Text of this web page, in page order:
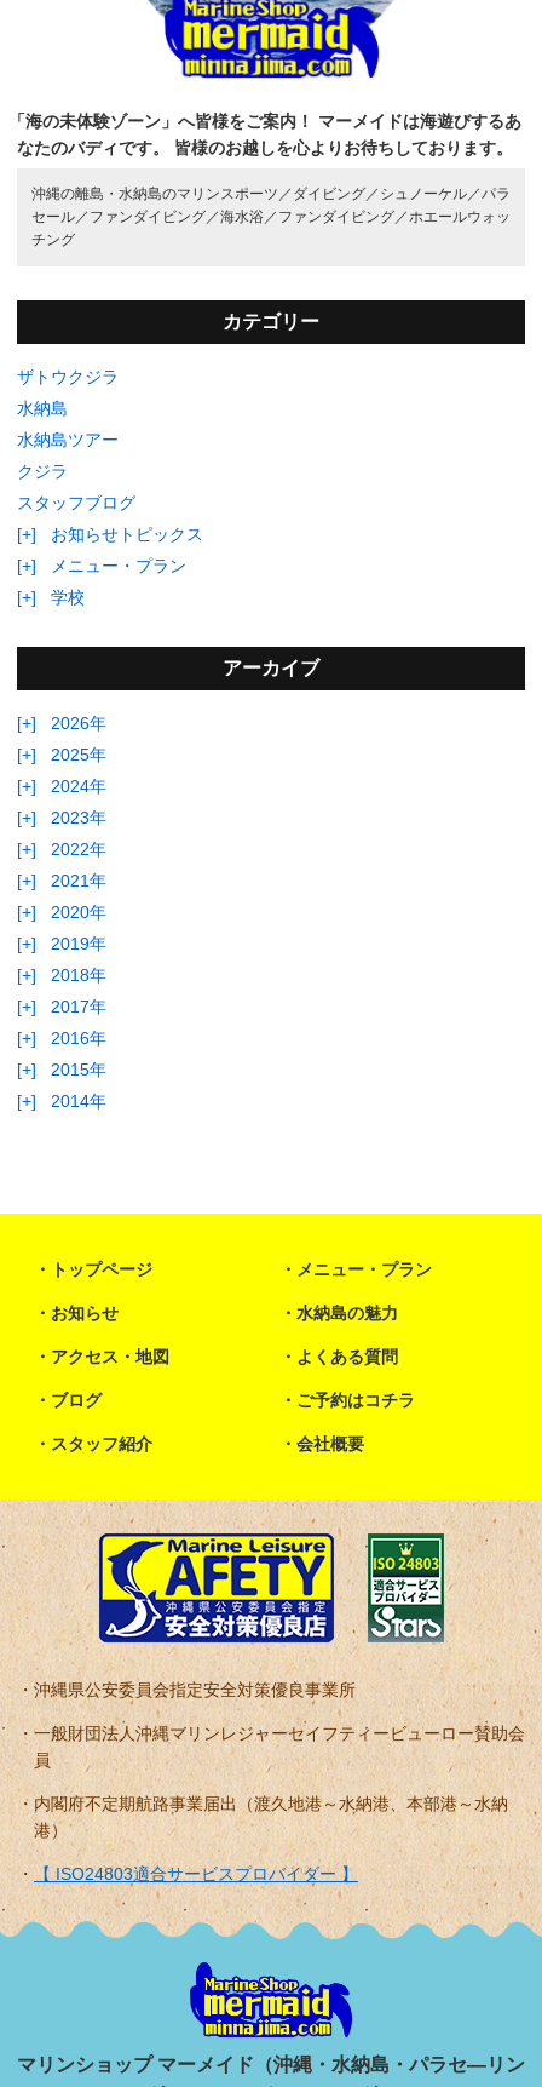
「海の未体験ゾーン」へ皆様をご案内！
マーメイドは海遊びするあ
なたのバディです。
皆様のお越しを心よりお待ちしております。
沖縄の離島・水納島のマリンスポーツ／ ダイビング／ シュノーケル／パラ
セール／ ファンダイビング／海水浴／ ファンダイビング／ホエールウォッ
チング
カテゴリー
ザトウクジラ
水納島
水納島ツアー
クジラ
スタッフブログ
[+]
お知らせトピックス
[+]
メニュー・プラン
[+]
学校
アーカイブ
[+]
2026年
[+]
2025年
[+]
2024年
[+]
2023年
[+]
2022年
[+]
2021年
[+]
2020年
[+]
2019年
[+]
2018年
[+]
2017年
[+]
2016年
[+]
2015年
[+]
2014年
トップページ メニュー・プラン
お知らせ 水納島の魅力
アクセス・地図 よくある質問
ブログ ご予約はコチラ
スタッフ紹介 会社概要
沖縄県公安委員会指定安全対策優良事業所
一般財団法人沖縄マリンレジャーセイフティービューロー賛助会
員
内閣府不定期航路事業届出（渡久地港～水納港、本部港～水納
港）
【 ISO24803適合サービスプロバイダー 】
マリンショップ マーメイド（沖縄・水納島・パラセ―リン